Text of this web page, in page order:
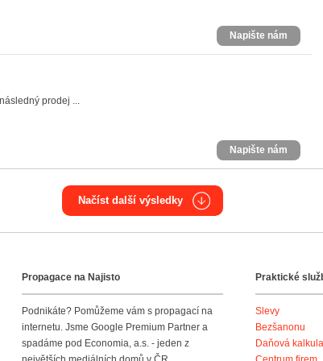
Napište nám
prodej ...
Napište nám
Načíst další výsledky
Najisto
Propagace na Najisto
Podnikáte? Pomůžeme vám s propagací na
internetu. Jsme Google Premium Partner a
spadáme pod Economia, a.s. - jeden z
Praktické
Slevy
Bezšanonu
Daňová